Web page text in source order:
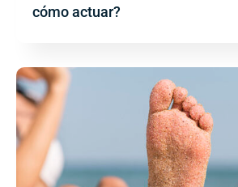
cómo actuar?